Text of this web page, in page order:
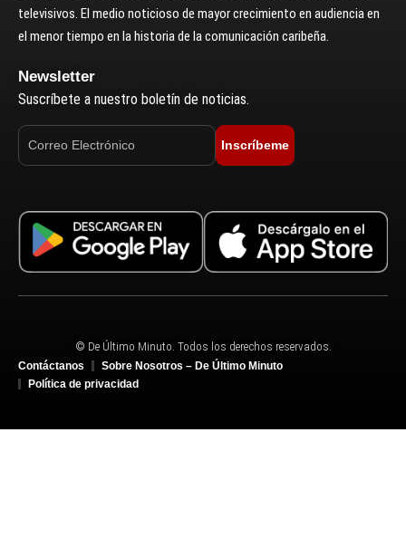
televisivos. El medio noticioso de mayor crecimiento en audiencia en
el menor tiempo en la historia de la comunicación caribeña.
Newsletter
Suscríbete a nuestro boletín de noticias.
Inscríbeme
© De Último Minuto. Todos los derechos reservados.
Contáctanos
Sobre Nosotros – De Último Minuto
Política de privacidad